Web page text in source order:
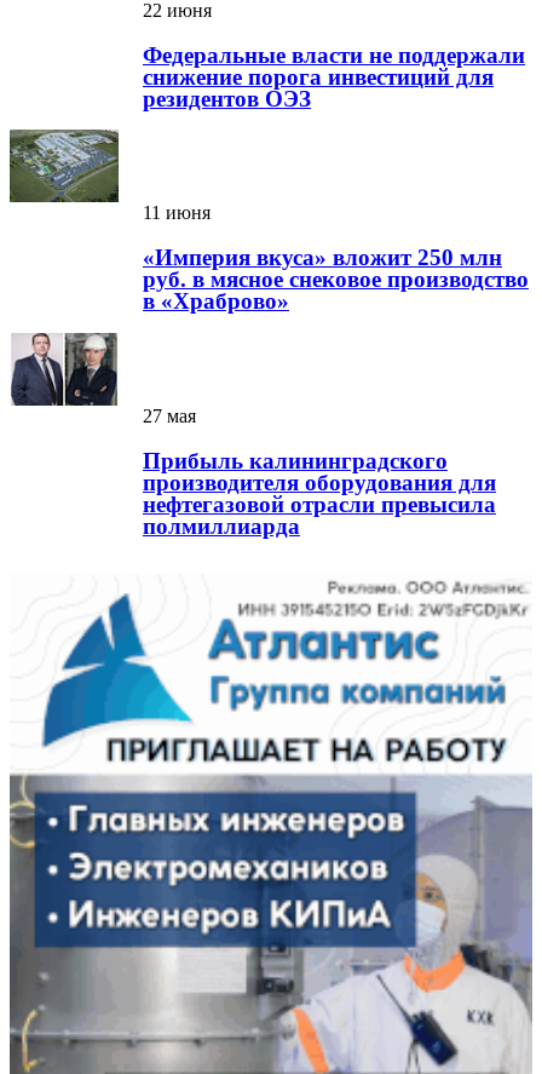
22 июня
Федеральные власти не поддержали
снижение порога инвестиций для
резидентов ОЭЗ
11 июня
«Империя вкуса» вложит 250 млн
руб. в мясное снековое производство
в «Храброво»
27 мая
Прибыль калининградского
производителя оборудования для
нефтегазовой отрасли превысила
полмиллиарда